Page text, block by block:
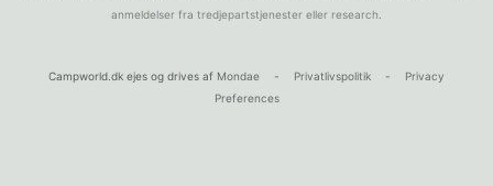
anmeldelser fra tredjepartstjenester eller research.
Campworld.dk ejes og drives af Mondae - Privatlivspolitik -
Privacy
Preferences